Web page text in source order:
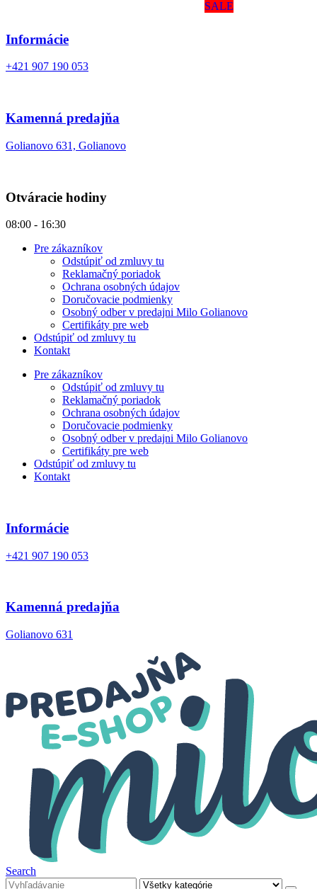
Informácie
+421 907 190 053
Kamenná predajňa
Golianovo 631, Golianovo
Otváracie hodiny
08:00 - 16:30
Pre zákazníkov
Odstúpiť od zmluvy tu
Reklamačný poriadok
Ochrana osobných údajov
Doručovacie podmienky
Osobný odber v predajni Milo Golianovo
Certifikáty pre web
Odstúpiť od zmluvy tu
Kontakt
Pre zákazníkov
Odstúpiť od zmluvy tu
Reklamačný poriadok
Ochrana osobných údajov
Doručovacie podmienky
Osobný odber v predajni Milo Golianovo
Certifikáty pre web
Odstúpiť od zmluvy tu
Kontakt
Informácie
+421 907 190 053
Kamenná predajňa
Golianovo 631
Search
SALE